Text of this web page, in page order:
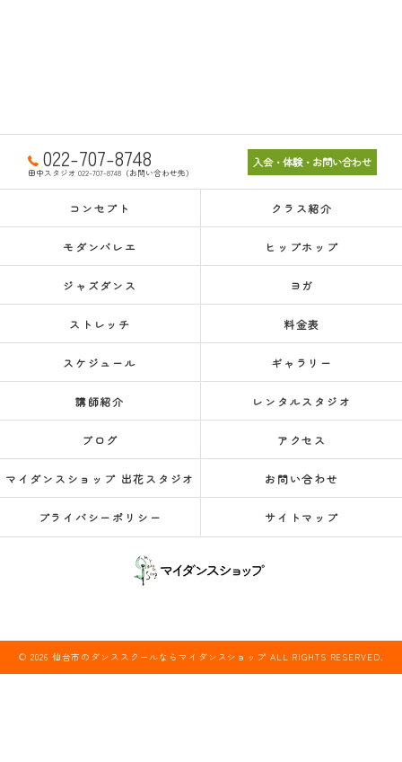
022-707-8748
田中スタジオ 022-707-8748（お問い合わせ先）
入会・体験・お問い合わせ
コンセプト クラス紹介
モダンバレエ ヒップホップ
ジャズダンス ヨガ
ストレッチ 料金表
スケジュール ギャラリー
講師紹介 レンタルスタジオ
ブログ アクセス
マイダンスショップ 出花スタジオ お問い合わせ
プライバシーポリシー サイトマップ
© 2026 仙台市のダンススクールならマイダンスショップ ALL RIGHTS RESERVED.